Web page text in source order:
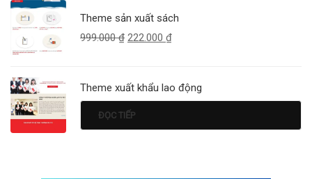
Theme sản xuất sách
999.000₫ 222.000 ₫
Theme xuất khẩu lao động
ĐỌC TIẾP